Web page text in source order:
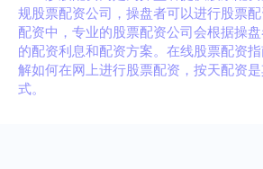
规股票配资公司，操盘者可以进行股票
配资中，专业的股票配资公司会根据操
的配资利息和配资方案。在线股票配资
解如何在网上进行股票配资，按天配资
式。